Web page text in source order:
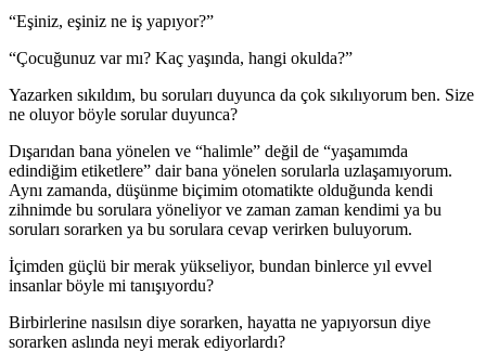
“Eşiniz, eşiniz ne iş yapıyor?”
“Çocuğunuz var mı? Kaç yaşında, hangi okulda?”
Yazarken sıkıldım, bu soruları duyunca da çok sıkılıyorum ben. Size
ne oluyor böyle sorular duyunca?
Dışarıdan bana yönelen ve “halimle” değil de “yaşamımda
edindiğim etiketlere” dair bana yönelen sorularla uzlaşamıyorum.
Aynı zamanda, düşünme biçimim otomatikte olduğunda kendi
zihnimde bu sorulara yöneliyor ve zaman zaman kendimi ya bu
soruları sorarken ya bu sorulara cevap verirken buluyorum.
İçimden güçlü bir merak yükseliyor, bundan binlerce yıl evvel
insanlar böyle mi tanışıyordu?
Birbirlerine nasılsın diye sorarken, hayatta ne yapıyorsun diye
sorarken aslında neyi merak ediyorlardı?